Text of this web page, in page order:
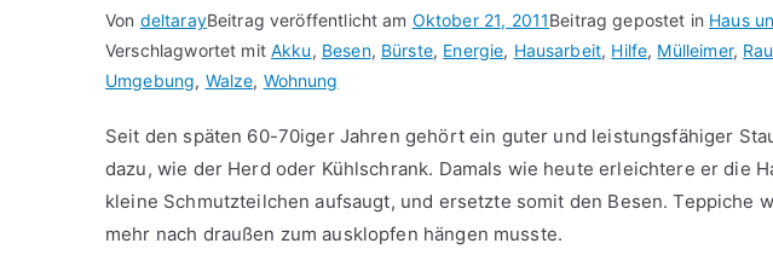
Von deltarayBeitrag veröffentlicht am Oktober 21, 2011Beitrag gepostet in Haus
Verschlagwortet mitAkku, Besen, Bürste, Energie, Hausarbeit, Hilfe, Mülleimer,
Umgebung, Walze, Wohnung
Seit den späten 60-70iger Jahren gehört ein guter und leistungsfähiger
dazu, wie der Herd oder Kühlschrank. Damals wie heute erleichtere er die
kleine Schmutzteilchen aufsaugt, und ersetzte somit den Besen. Teppiche
mehr nach draußen zum ausklopfen hängen musste.